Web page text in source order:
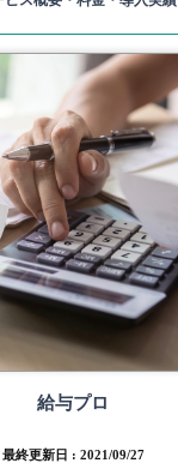
給与プロ
最終更新日 : 2021/09/27